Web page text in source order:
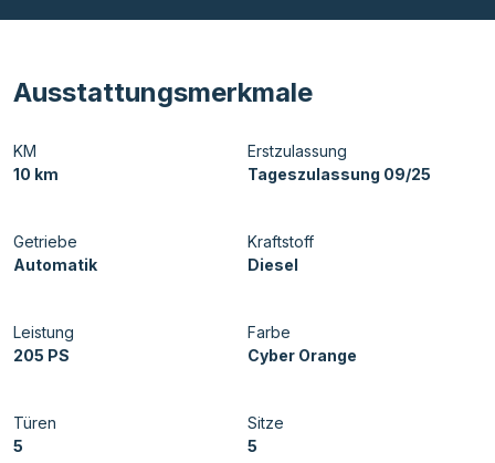
Ausstattungsmerkmale
KM
10 km
Erstzulassung
Tageszulassung 09/25
Getriebe
Automatik
Kraftstoff
Diesel
Leistung
205 PS
Farbe
Cyber Orange
Türen
5
Sitze
5